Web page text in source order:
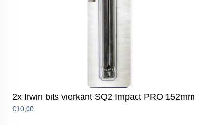
2x Irwin bits vierkant SQ2 Impact PRO 152mm
€10,00